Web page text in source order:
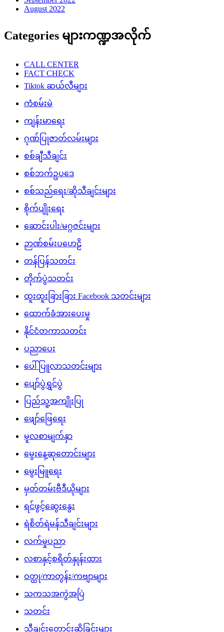
August 2022
Categories များကဏ္ဍအလိုက်
CALL CENTER
FACT CHECK
Tiktok ဆယ်လီများ
ကံစမ်းမဲ
ကျန်းမာရေး
ဂုဏ်ပြုဇာတ်လမ်းများ
စစ်ချီသီချင်း
စစ်ဘက်ဥပဒေ
စစ်သည်ရေး/ဆိုသီချင်းများ
စိုက်ပျိုးရေး
ဆောင်းပါး/မဂ္ဂဇင်းများ
ဉာဏ်စမ်းပဟေဠိ
တန်ပြန်သတင်း
တိုက်ပွဲသတင်း
ထူးထူးခြားခြား Facebook သတင်းများ
ထောက်ခံအားပေးမှု
နိုင်ငံတကာသတင်း
ပညာပေး
ပေါ်ပြူလာသတင်းများ
ပျော်ပွဲရွှင်ပွဲ
ပြည်သူ့အကျိုးပြု
ဖျော်ဖြေရေး
မူလစာမျက်နှာ
မွေးနေ့ဆုတောင်းများ
မွေးမြူရေး
မှတ်တမ်းဗီဒီယိုများ
ရင်ဖွင့်ဆွေးနွေး
ရဲစိတ်ရဲမန်သီချင်းများ
လက်မှုပညာ
လစာနှင့်စရိတ်နှုန်းထား
ဝတ္ထု/ကာတွန်း/ကဗျာများ
သကသအကွဲအပြဲ
သတင်း
သီချင်းတောင်းဆိုခြင်းများ